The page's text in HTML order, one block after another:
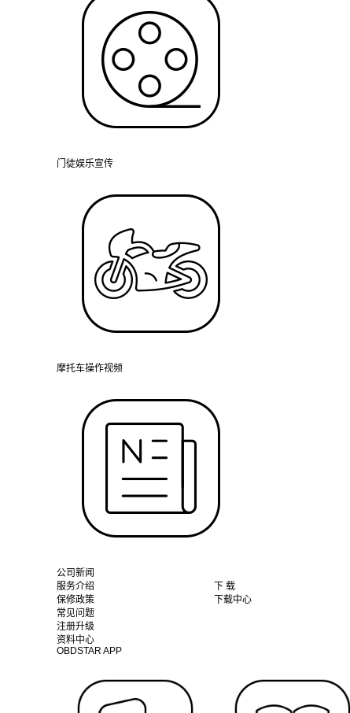
门徒娱乐宣传
摩托车操作视频
公司新闻
服务介绍
保修政策
常见问题
注册升级
资料中心
OBDSTAR APP
下 载
下载中心